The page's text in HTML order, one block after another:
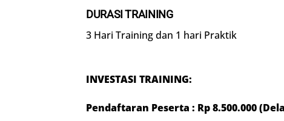
DURASI TRAINING
3 Hari Training dan 1 hari Praktik
INVESTASI TRAINING:
Pendaftaran Peserta : Rp 8.500.000